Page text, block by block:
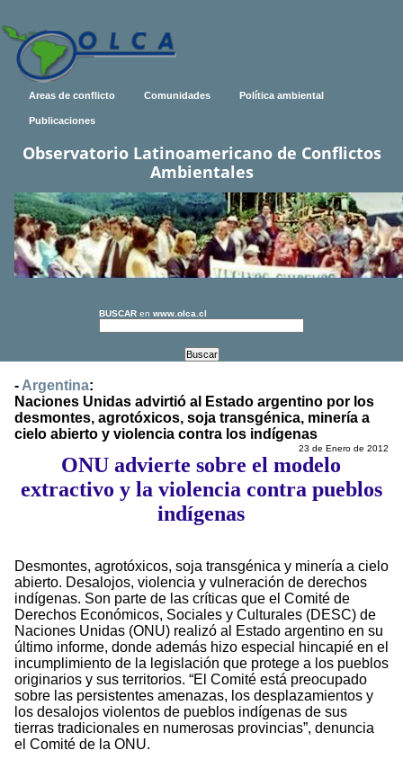
Areas de conflicto Comunidades Política ambiental
Publicaciones
Observatorio Latinoamericano de Conflictos
Ambientales
BUSCAR en www.olca.cl
- Argentina:
Naciones Unidas advirtió al Estado argentino por los
desmontes, agrotóxicos, soja transgénica, minería a
cielo abierto y violencia contra los indígenas
23 de Enero de 2012
ONU advierte sobre el modelo
extractivo y la violencia contra pueblos
indígenas
Desmontes, agrotóxicos, soja transgénica y minería a cielo
abierto. Desalojos, violencia y vulneración de derechos
indígenas. Son parte de las críticas que el Comité de
Derechos Económicos, Sociales y Culturales (DESC) de
Naciones Unidas (ONU) realizó al Estado argentino en su
último informe, donde además hizo especial hincapié en el
incumplimiento de la legislación que protege a los pueblos
originarios y sus territorios. “El Comité está preocupado
sobre las persistentes amenazas, los desplazamientos y
los desalojos violentos de pueblos indígenas de sus
tierras tradicionales en numerosas provincias”, denuncia
el Comité de la ONU.